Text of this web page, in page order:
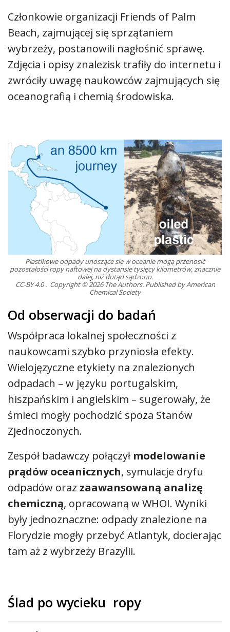
Członkowie organizacji Friends of Palm
Beach, zajmującej się sprzątaniem
wybrzeży, postanowili nagłośnić sprawę.
Zdjęcia i opisy znalezisk trafiły do internetu i
zwróciły uwagę naukowców zajmujących się
oceanografią i chemią środowiska.
Plastikowe odpady unoszące się w oceanie mogą przenosić
pozostałości ropy naftowej na dystansie tysięcy kilometrów, znacznie
dalej, niż dotąd sądzono.
CC-BY 4.0 . Copyright © 2026 The Authors. Published by American
Chemical Society
Od obserwacji do badań
Współpraca lokalnej społeczności z
naukowcami szybko przyniosła efekty.
Wielojęzyczne etykiety na znalezionych
odpadach – w języku portugalskim,
hiszpańskim i angielskim – sugerowały, że
śmieci mogły pochodzić spoza Stanów
Zjednoczonych.
Zespół badawczy połączył modelowanie
prądów oceanicznych, symulacje dryfu
odpadów oraz zaawansowaną analizę
chemiczną, opracowaną w WHOI. Wyniki
były jednoznaczne: odpady znalezione na
Florydzie mogły przebyć Atlantyk, docierając
tam aż z wybrzeży Brazylii.
Ślad po wycieku ropy